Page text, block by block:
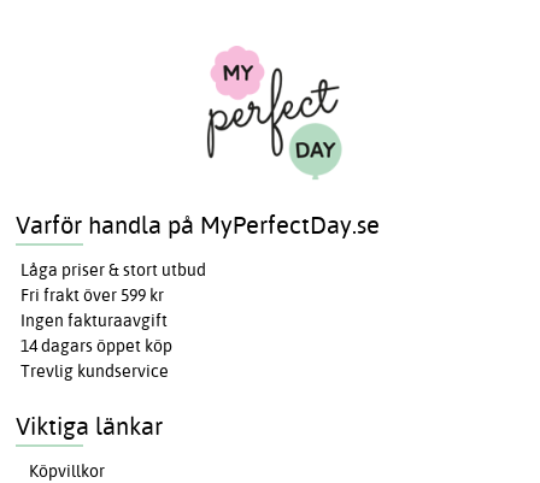
Varför handla på MyPerfectDay.se
Låga priser & stort utbud
Fri frakt över 599 kr
Ingen fakturaavgift
14 dagars öppet köp
Trevlig kundservice
Viktiga länkar
Köpvillkor